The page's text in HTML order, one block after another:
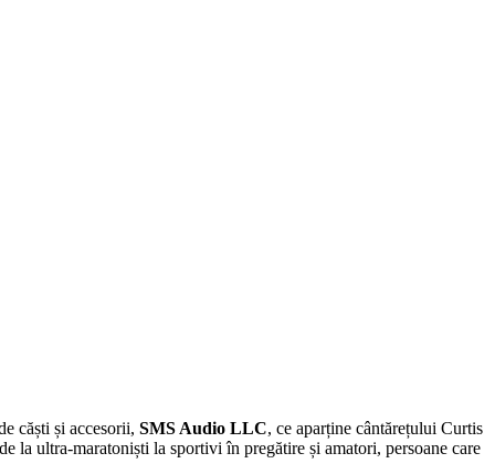
căști și accesorii, SMS Audio LLC, ce aparține cântărețului Curtis
la ultra-maratoniști la sportivi în pregătire și amatori, persoane care